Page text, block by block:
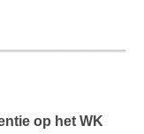
op het WK